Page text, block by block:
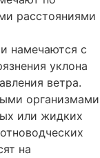
расстояниями
намечаются с
уклона
ветра.
организмами
или жидких
на